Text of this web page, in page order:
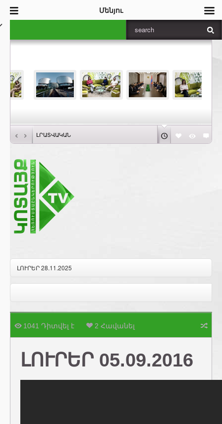
‹ › ԼՐԱՏՎԱԿԱՆ
ԼՈՒՐԵՐ 28.11.2025
1041 Դիտվել է 2 Հավանել
ԼՈՒՐԵՐ 05.09.2016
Մենյու